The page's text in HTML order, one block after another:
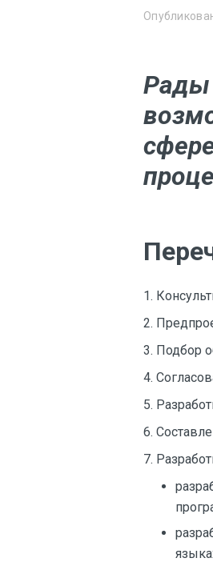
Сумматоры электроэнергии
Рады
1.
2.
3. Подбор
4.
5.
6.
7.